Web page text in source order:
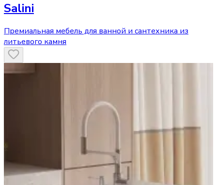
Salini
Премиальная мебель для ванной и сантехника из
литьевого камня